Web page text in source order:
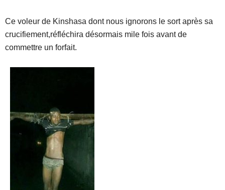
Ce voleur de Kinshasa dont nous ignorons le sort après sa
crucifiement,réfléchira désormais mile fois avant de
commettre un forfait.